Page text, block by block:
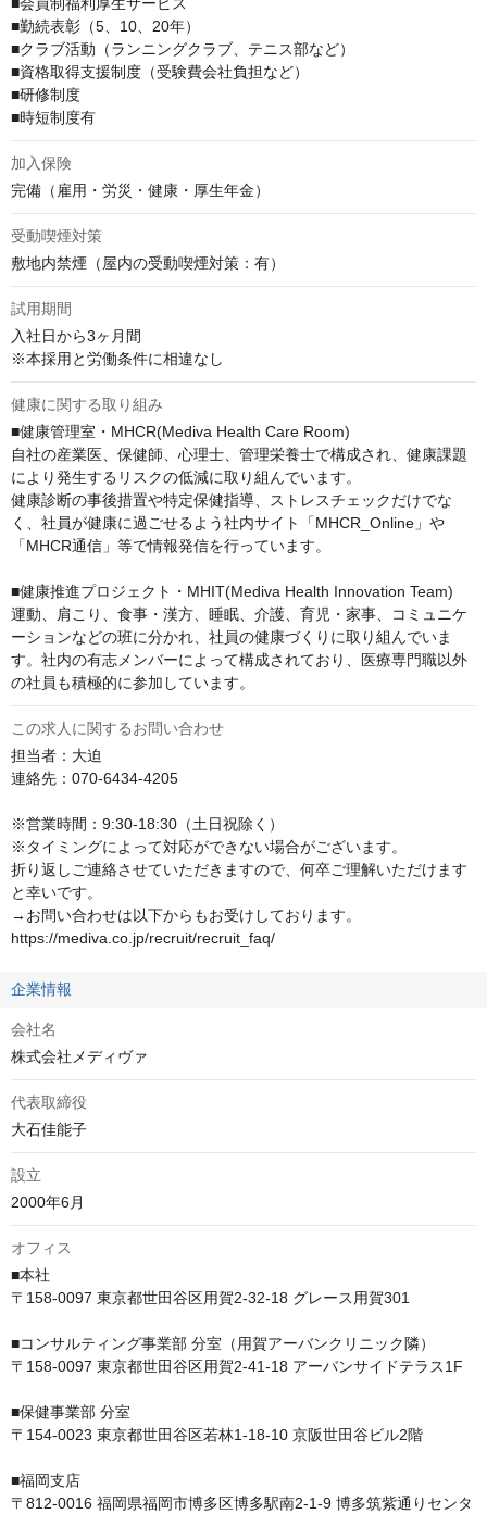
■会員制福利厚⽣サービス
■勤続表彰（5、10、20年）
■クラブ活動（ランニングクラブ、テニス部など）
■資格取得⽀援制度（受験費会社負担など）
■研修制度
■時短制度有
加入保険
完備（雇用・労災・健康・厚生年金）
受動喫煙対策
敷地内禁煙（屋内の受動喫煙対策：有）
試用期間
入社日から3ヶ月間
※本採用と労働条件に相違なし
健康に関する取り組み
■健康管理室・MHCR(Mediva Health Care Room)
自社の産業医、保健師、心理士、管理栄養士で構成され、健康課題
により発生するリスクの低減に取り組んでいます。
健康診断の事後措置や特定保健指導、ストレスチェックだけでな
く、社員が健康に過ごせるよう社内サイト「MHCR_Online」や
「MHCR通信」等で情報発信を行っています。
■健康推進プロジェクト・MHIT(Mediva Health Innovation Team)
運動、肩こり、食事・漢方、睡眠、介護、育児・家事、コミュニケ
ーションなどの班に分かれ、社員の健康づくりに取り組んでいま
す。社内の有志メンバーによって構成されており、医療専門職以外
の社員も積極的に参加しています。
この求人に関するお問い合わせ
担当者：大迫
連絡先：070-6434-4205
※営業時間：9:30-18:30（土日祝除く）
※タイミングによって対応ができない場合がございます。
折り返しご連絡させていただきますので、何卒ご理解いただけます
と幸いです。
→お問い合わせは以下からもお受けしております。
https://mediva.co.jp/recruit/recruit_faq/
企業情報
会社名
株式会社メディヴァ
代表取締役
大石佳能子
設立
2000年6月
オフィス
■本社
〒158-0097 東京都世田谷区用賀2-32-18 グレース用賀301
■コンサルティング事業部 分室（用賀アーバンクリニック隣）
〒158-0097 東京都世田谷区用賀2-41-18 アーバンサイドテラス1F
■保健事業部 分室
〒154-0023 東京都世田谷区若林1-18-10 京阪世田谷ビル2階
■福岡支店
〒812-0016 福岡県福岡市博多区博多駅南2-1-9 博多筑紫通りセンタ